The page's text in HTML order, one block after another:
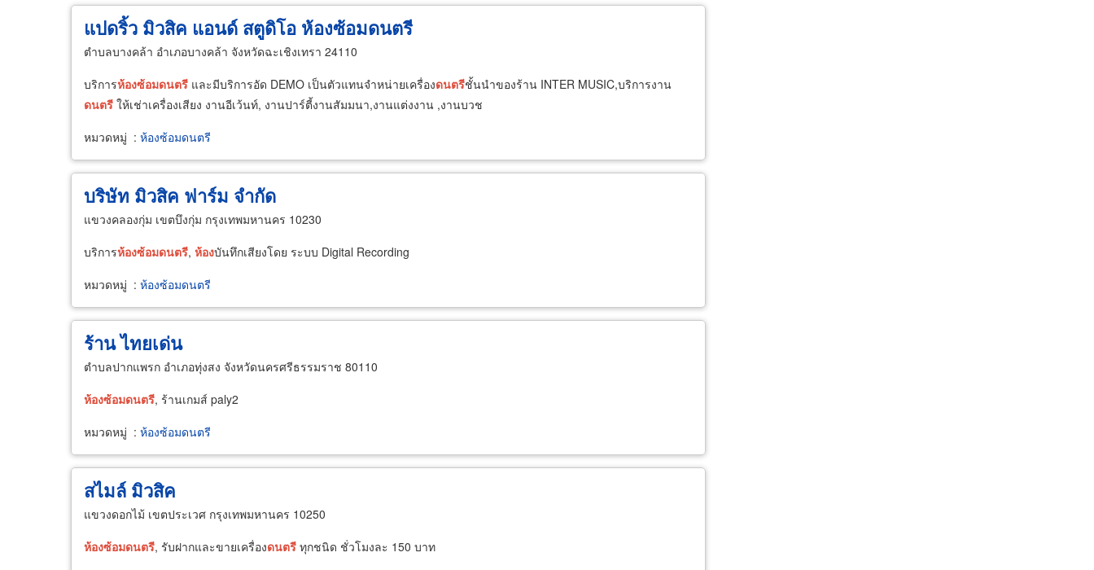
แปดริ้ว มิวสิค แอนด์ สตูดิโอ ห้องซ้อมดนตรี
ตำบลบางคล้า อำเภอบางคล้า จังหวัดฉะเชิงเทรา 24110
บริการห้องซ้อมดนตรี และมีบริการอัด DEMO เป็นตัวแทนจำหน่ายเครื่องดนตรีชั้นนำของร้าน INTER MUSIC,บริการงาน
ดนตรี ให้เช่าเครื่องเสียง งานอีเว้นท์, งานปาร์ตี้งานสัมมนา,งานแต่งงาน ,งานบวช
หมวดหมู่ : ห้องซ้อมดนตรี
บริษัท มิวสิค ฟาร์ม จำกัด
แขวงคลองกุ่ม เขตบึงกุ่ม กรุงเทพมหานคร 10230
บริการห้องซ้อมดนตรี, ห้องบันทึกเสียงโดย ระบบ Digital Recording
หมวดหมู่ : ห้องซ้อมดนตรี
ร้าน ไทยเด่น
ตำบลปากแพรก อำเภอทุ่งสง จังหวัดนครศรีธรรมราช 80110
ห้องซ้อมดนตรี, ร้านเกมส์ paly2
หมวดหมู่ : ห้องซ้อมดนตรี
สไมล์ มิวสิค
แขวงดอกไม้ เขตประเวศ กรุงเทพมหานคร 10250
ห้องซ้อมดนตรี, รับฝากและขายเครื่องดนตรี ทุกชนิด ชั่วโมงละ 150 บาท